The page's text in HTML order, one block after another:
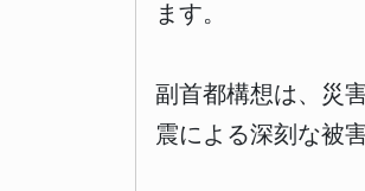
ます。
副首都構想は、災
震による深刻な被